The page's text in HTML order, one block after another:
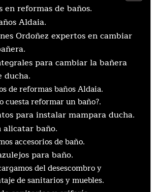
en reformas de baños.
Aldaia.
Ordoñez expertos en cambiar
para cambiar la bañera
ducha.
de reformas baños Aldaia.
cuesta reformar un baño?.
para instalar mampara ducha.
alicatar baño.
accesorios de baño.
para baño.
del desescombro y
de sanitarios y muebles.